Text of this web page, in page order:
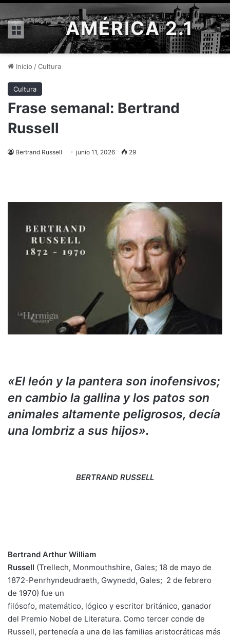
Menú AMÉRICA 2.1
Inicio /Cultura
Cultura
Frase semanal: Bertrand
Russell
Bertrand Russell junio 11, 2026 29
«El león y la pantera son inofensivos;
en cambio la gallina y los patos son
animales altamente peligrosos, decía
una lombriz a sus hijos».
BERTRAND RUSSELL
Bertrand Arthur William
Russell (Trellech, Monmouthshire, Gales; 18 de mayo de
1872-Penrhyndeudraeth, Gwynedd, Gales; 2 de febrero
de 1970) fue un
filósofo, matemático, lógico y escritor británico, ganador
del Premio Nobel de Literatura. Como tercer conde de
Russell, pertenecía a una de las familias aristocráticas más